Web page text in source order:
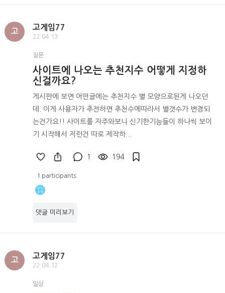
고
고게임77
22.04.13
질문
사이트에 나오는 추천지수 어떻게 지정하
신걸까요?
게시판에 보면 어떤글에는 추천지수 별 모양으로된게 나오던
데. 이게 사용자가 추전하면 추천수에따라서 별갯수가 변경되
는건가요!! 사이트를 자주와보니 신기한기능들이 하나씩 보이
기 시작해서 저런건 따로 제작하...
1 194
1 participants
댓글 미리보기
고
고게임77
22.04.12
일상